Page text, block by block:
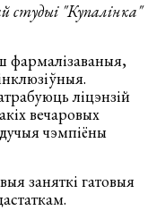
студыі "Купалінка"
фармалізаваныя,
ліцэнзій
вечаровых
чэмпіёны
заняткі гатовыя